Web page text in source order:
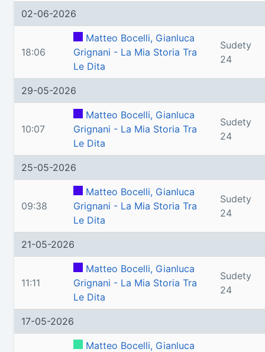
02-06-2026
18:06
Matteo Bocelli, Gianluca
Grignani - La Mia Storia Tra
Le Dita
Sudety
24
29-05-2026
10:07
Matteo Bocelli, Gianluca
Grignani - La Mia Storia Tra
Le Dita
Sudety
24
25-05-2026
09:38
Matteo Bocelli, Gianluca
Grignani - La Mia Storia Tra
Le Dita
Sudety
24
21-05-2026
11:11
Matteo Bocelli, Gianluca
Grignani - La Mia Storia Tra
Le Dita
Sudety
24
17-05-2026
Matteo Bocelli, Gianluca